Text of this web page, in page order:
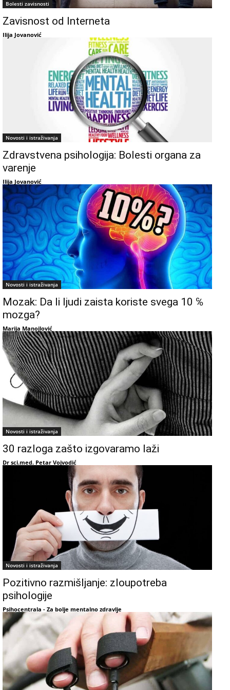
Bolesti zavisnosti
Zavisnost od Interneta
Ilija Jovanović
Novosti i istraživanja
Zdravstvena psihologija: Bolesti organa za
varenje
Ilija Jovanović
Novosti i istraživanja
Mozak: Da li ljudi zaista koriste svega 10 ℅
mozga?
Marija Manojlović
Novosti i istraživanja
30 razloga zašto izgovaramo laži
Dr sci.med. Petar Vojvodić
Novosti i istraživanja
Pozitivno razmišljanje: zloupotreba
psihologije
Psihocentrala - Za bolje mentalno zdravlje